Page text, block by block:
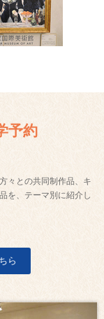
予約
々との共同制作品、キ
を、テーマ別に紹介し
ら